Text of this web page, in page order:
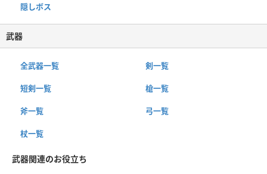
隠しボス
武器
全武器一覧 剣一覧
短剣一覧 槍一覧
斧一覧 弓一覧
杖一覧
武器関連のお役立ち